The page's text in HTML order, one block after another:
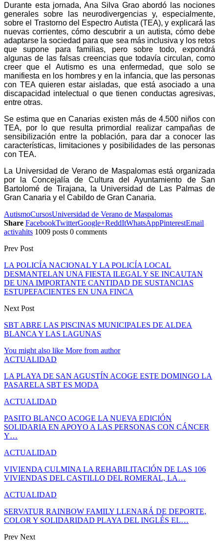
Durante esta jornada, Ana Silva Graoabordó las nociones
generales sobre las neurodivergencias y, especialmente,
sobre el Trastorno del Espectro Autista (TEA), y explicará las
nuevas corrientes, cómo descubrir a un autista, cómo debe
adaptarse la sociedad para que sea más inclusiva y los retos
que supone para familias, pero sobre todo, expondrá
algunas de las falsas creencias que todavía circulan, como
creer que el Autismo es una enfermedad, que solo se
manifiesta en los hombres y en la infancia, que las personas
con TEA quieren estar aisladas, que está asociado a una
discapacidad intelectual o que tienen conductas agresivas,
entre otras.
Se estima que en Canarias existen más de 4.500 niños con
TEA, por lo que resulta primordial realizar campañas de
sensibilización entre la población, para dar a conocer las
características, limitaciones y posibilidades de las personas
con TEA.
La Universidad de Verano de Maspalomas está organizada
por la Concejalía de Cultura del Ayuntamiento de San
Bartolomé de Tirajana, la Universidad de Las Palmas de
Gran Canaria y el Cabildo de Gran Canaria.
AutismoCursosUniversidad de Verano de Maspalomas
Share FacebookTwitterGoogle+ReddItWhatsAppPinterestEmail
activahits 1009 posts 0 comments
Prev Post
LA POLICÍA NACIONAL Y LA POLICÍA LOCAL
DESMANTELAN UNA FIESTA ILEGAL Y SE INCAUTAN
DE UNA IMPORTANTE CANTIDAD DE SUSTANCIAS
ESTUPEFACIENTES EN UNA FINCA
Next Post
SBT ABRE LAS PISCINAS MUNICIPALES DE ALDEA
BLANCA Y LAS LAGUNAS
You might also like More from author
ACTUALIDAD
LA PLAYA DE SAN AGUSTÍN ACOGE ESTE DOMINGO LA
PASARELA SBT ES MODA
ACTUALIDAD
PASITO BLANCO ACOGE LA NUEVA EDICIÓN
SOLIDARIA EN APOYO A LAS PERSONAS CON CÁNCER
Y…
ACTUALIDAD
VIVIENDA CULMINA LA REHABILITACIÓN DE LAS 106
VIVIENDAS DEL CASTILLO DEL ROMERAL, LA…
ACTUALIDAD
SERVATUR RAINBOW FAMILY LLENARÁ DE DEPORTE,
COLOR Y SOLIDARIDAD PLAYA DEL INGLÉS EL…
Prev Next